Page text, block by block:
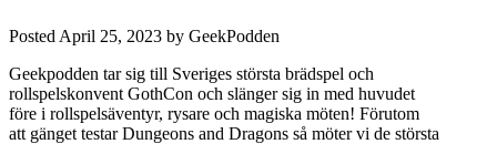
Posted April 25, 2023 by GeekPodden
Geekpodden tar sig till Sveriges största brädspel och
rollspelskonvent GothCon och slänger sig in med huvudet
före i rollspelsäventyr, rysare och magiska möten! Förutom
att gänget testar Dungeons and Dragons så möter vi de största